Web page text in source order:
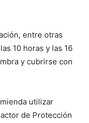
entre otras
10 horas y las 16
y cubrirse con
utilizar
de Protección